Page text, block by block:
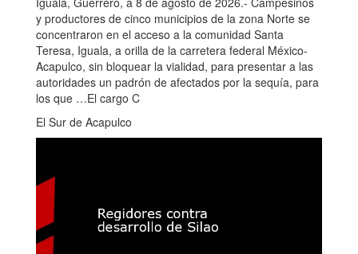
y productores de cinco municipios de la zona Norte se
concentraron en el acceso a la comunidad Santa
Teresa, Iguala, a orilla de la carretera federal México-
Acapulco, sin bloquear la vialidad, para presentar a las
autoridades un padrón de afectados por la sequía, para
los que …El cargo C
El Sur de Acapulco